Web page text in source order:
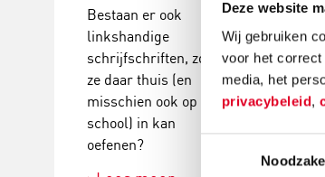
Deze website
Wij gebruiken
voor het
media, het
privacybeleid,
Bestaan er ook
linkshandige
schrijfschriften, zodat
ze daar thuis (en
misschien ook op
school) in kan
oefenen?